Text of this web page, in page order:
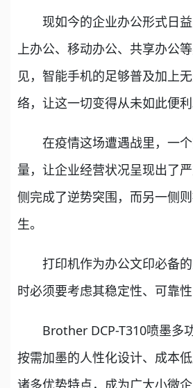
现如今的企业办公形式日益
上办公、移动办公、共享办公
见，智能手机的足够普及加上
络，让这一切变得从未如此便利
在疫情这场遭遇战里，一个
量，让企业经营状况呈现出了
侧完成了逆势突围，而另一侧
生。
打印机作为办公文印必备的
时必须要考虑其稳定性、可靠性
Brother DCP-T310喷墨多
按需加墨的人性化设计、成本
诸多优势特点，成为广大小微